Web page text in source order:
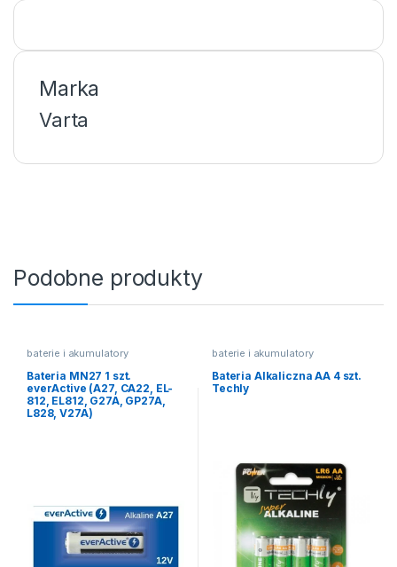
Marka
Varta
Podobne produkty
baterie i akumulatory
Bateria MN27 1 szt.
everActive (A27, CA22, EL-
812, EL812, G27A, GP27A,
L828, V27A)
baterie i akumulatory
Bateria Alkaliczna AA 4 szt.
Techly